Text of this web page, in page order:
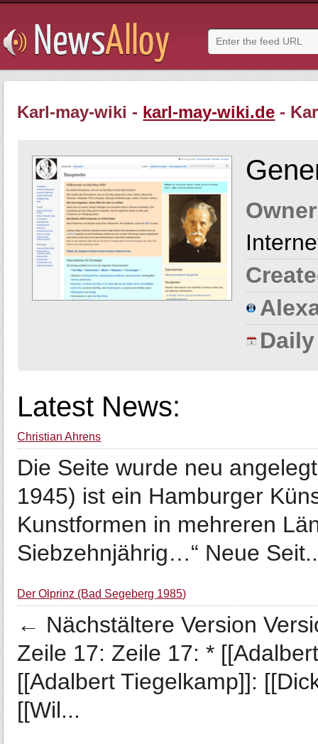
Karl-may-wiki - karl-may-wiki.de -
Latest News:
Christian Ahrens
Die Seite wurde neu
1945) ist ein Hamburger
Kunstformen in mehreren
Siebzehnjährig…“ Neue
Der Ölprinz (Bad Segeberg 1985)
← Nächstältere Version
Zeile 17: Zeile 17: *
[[Adalbert Tiegelkamp]]:
[[Wil...